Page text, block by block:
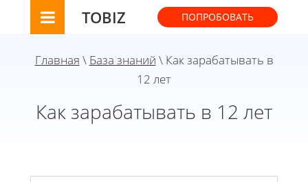
TOBIZ ПОПРОБОВАТЬ
Главная \ База знаний \ Как зарабатывать в
12 лет
Как зарабатывать в 12 лет